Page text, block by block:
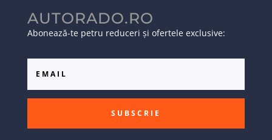
AUTORADO.RO
Abonează-te petru reduceri și ofertele exclusive:
SUBSCRIE